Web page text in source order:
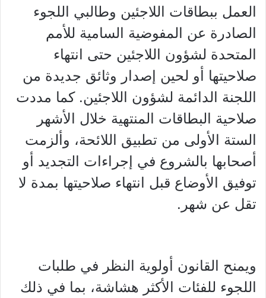
العمل ببطاقات اللاجئين وطالبي اللجوء
الصادرة عن المفوضية السامية للأمم
المتحدة لشؤون اللاجئين حتى انتهاء
صلاحيتها أو لحين إصدار وثائق جديدة من
اللجنة الدائمة لشؤون اللاجئين. كما مددت
صلاحية البطاقات المنتهية خلال الأشهر
الستة الأولى من تطبيق اللائحة، وألزمت
أصحابها بالشروع في إجراءات التجديد أو
توفيق الأوضاع قبل انتهاء صلاحيتها بمدة لا
تقل عن شهر.
ويمنح القانون أولوية النظر في طلبات
اللجوء للفئات الأكثر هشاشة، بما في ذلك